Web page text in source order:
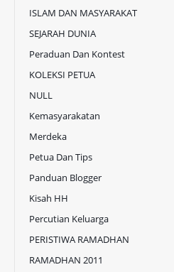
ISLAM DAN MASYARAKAT
SEJARAH DUNIA
Peraduan Dan Kontest
KOLEKSI PETUA
NULL
Kemasyarakatan
Merdeka
Petua Dan Tips
Panduan Blogger
Kisah HH
Percutian Keluarga
PERISTIWA RAMADHAN
RAMADHAN 2011